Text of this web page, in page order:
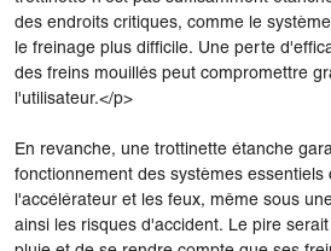
des endroits critiques, comme le
le freinage plus difficile. Une perte
des freins mouillés peut compromettre
l'utilisateur.</p>
En revanche, une trottinette étanche
fonctionnement des systèmes essentiels
l'accélérateur et les feux, même sous
ainsi les risques d'accident. Le pire